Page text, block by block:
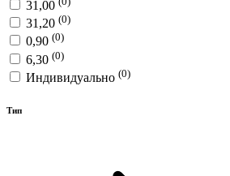
31,00
31,20 (0)
0,90 (0)
6,30 (0)
Индивидуально (0)
Тип